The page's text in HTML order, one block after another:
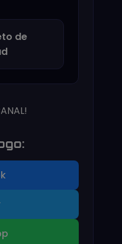
de